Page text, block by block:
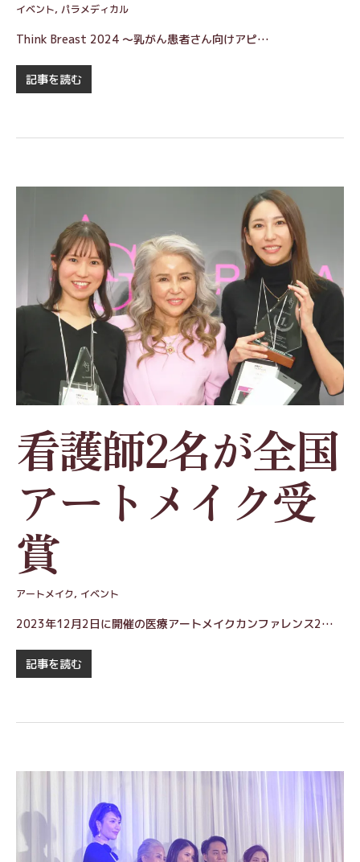
イベント, パラメディカル
Think Breast 2024 ～乳がん患者さん向けアピ…
記事を読む
看護師2名が全国
アートメイク受
賞
アートメイク, イベント
2023年12月2日に開催の医療アートメイクカンファレンス2…
記事を読む